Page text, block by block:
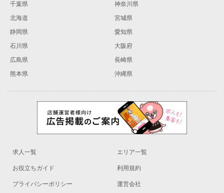
千葉県
神奈川県
北海道
宮城県
静岡県
愛知県
石川県
大阪府
広島県
長崎県
熊本県
沖縄県
求人一覧 エリア一覧
お役立ちガイド 利用規約
プライバシーポリシー 運営会社